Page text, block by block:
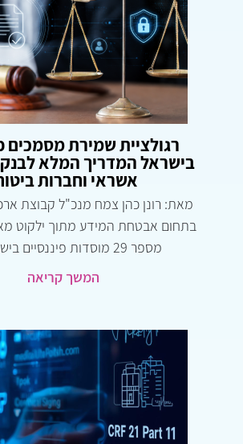
רגולציית שמירת מסמכים
בישראל המדריך המלא
אשראי וחברות
מאת: רונן כהן צמח מנכ"ל קבוצת
בתחום אבטחת המידע מתוך ילקוט
מספר 29 ‏מוסדות פיננסיים בישראל…
המשך קריאה